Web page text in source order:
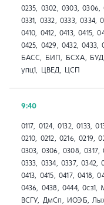
0235, 0302, 0303, 0306,
0331, 0332, 0333, 0334,
0410, 0412, 0413, 0415,
0425, 0429, 0432, 0433,
БАСС, БИП, БСХА,
упц1, ЦВЕД, ЦСП
9:40
0117, 0124, 0132, 0133,
0210, 0212, 0216, 0219,
0303, 0306, 0308, 0317,
0333, 0334, 0337, 0342,
0413, 0415, 0417, 0418,
0436, 0438, 0444,
ВСГУ, ДмСп, ИОЭБ,